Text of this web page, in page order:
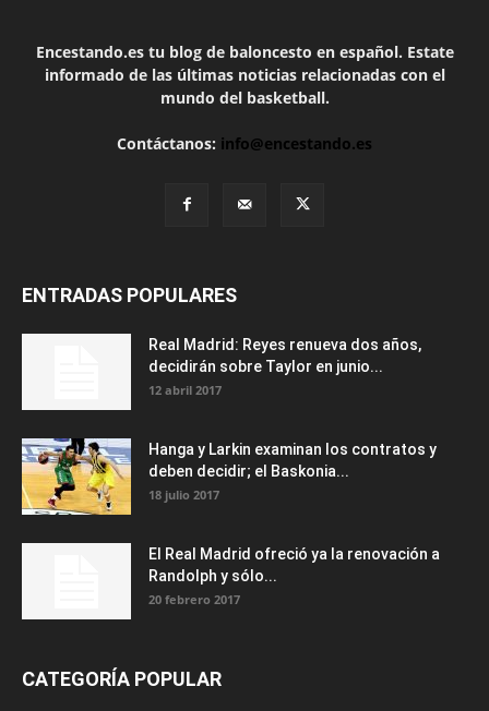
Encestando.es tu blog de baloncesto en español. Estate
informado de las últimas noticias relacionadas con el
mundo del basketball.
Contáctanos: info@encestando.es
ENTRADAS POPULARES
Real Madrid: Reyes renueva dos años,
decidirán sobre Taylor en junio...
12 abril 2017
Hanga y Larkin examinan los contratos y
deben decidir; el Baskonia...
18 julio 2017
El Real Madrid ofreció ya la renovación a
Randolph y sólo...
20 febrero 2017
CATEGORÍA POPULAR